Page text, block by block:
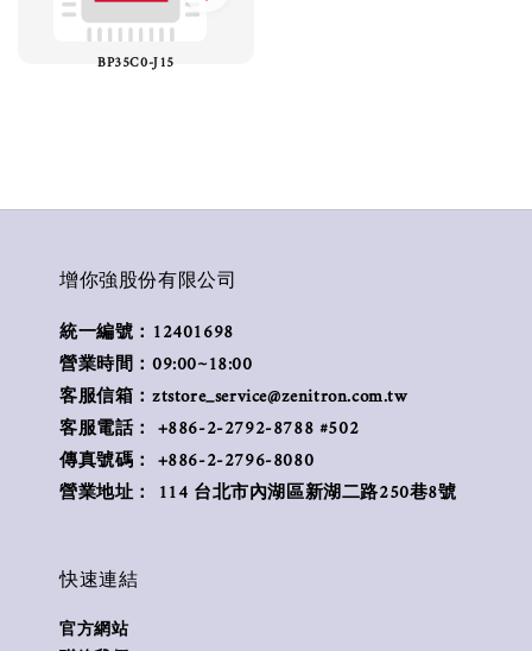
BP35C0-J15
增你強股份有限公司
統一編號：12401698
營業時間：09:00~18:00
客服信箱：ztstore_service@zenitron.com.tw
客服電話： +886-2-2792-8788 #502
傳真號碼： +886-2-2796-8080
營業地址： 114 台北市內湖區新湖二路250巷8號
快速連結
官方網站